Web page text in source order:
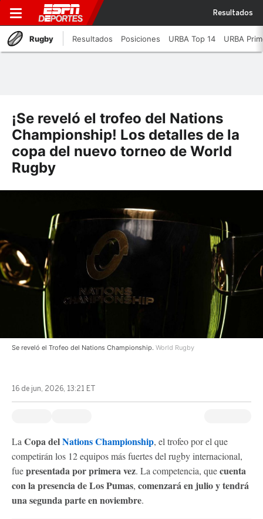
Resultados
Rugby Resultados Posiciones URBA Top 14 URBA
¡Se reveló el trofeo del Nations
Championship! Los detalles de la
copa del nuevo torneo de World
Rugby
Se reveló el Trofeo del Nations Championship. World Rugby
16 de jun, 2026, 13:21 ET
La Copa delNations Championship, el trofeo por el que
competirán los 12 equipos más fuertes del rugby internacional,
fuepresentada por primera vez. La competencia, quecuenta
con la presencia de Los Pumas, comenzará en julio y tendrá
una segunda parte en noviembre.